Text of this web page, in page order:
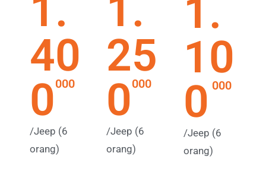
1.
40
0000
/Jeep (6
orang)
1.
25
0000
/Jeep (6
orang)
1.
10
0 000
/Jeep (6
orang)